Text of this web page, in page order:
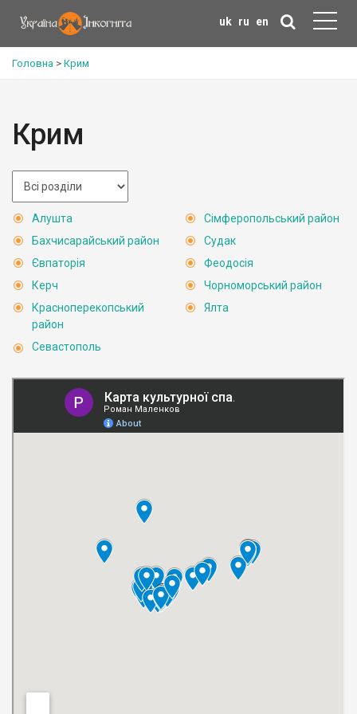
uk ru en
Головна > Крим
Крим
Алушта
Бахчисарайський район
Євпаторія
Керч
Красноперекопський
район
Севастополь
Сімферопольський район
Судак
Феодосія
Чорноморський район
Ялта